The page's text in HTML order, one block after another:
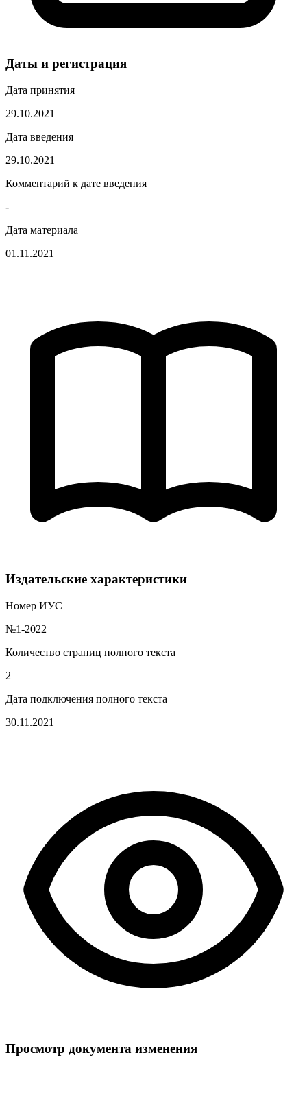
Даты и регистрация
Дата принятия
29.10.2021
Дата введения
29.10.2021
Комментарий к дате введения
-
Дата материала
01.11.2021
Издательские характеристики
Номер ИУС
№1-2022
Количество страниц полного текста
2
Дата подключения полного текста
30.11.2021
Просмотр документа изменения